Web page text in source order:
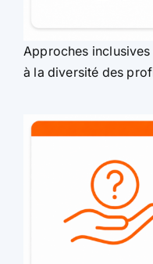
Approches
à la diversité des